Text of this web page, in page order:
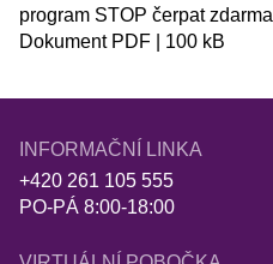
program STOP čerpat zdarma
Dokument PDF | 100 kB
INFORMAČNÍ LINKA
+420 261 105 555
PO-PÁ 8:00-18:00